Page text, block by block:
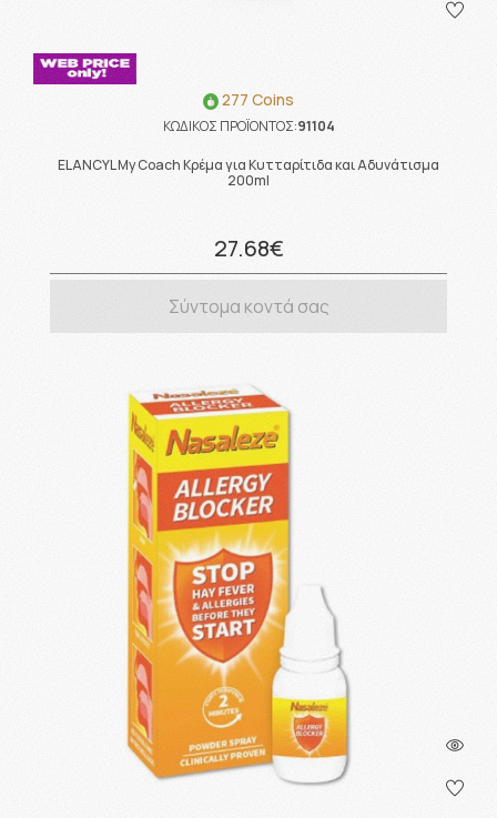
277 Coins
ΚΩΔΙΚΟΣ ΠΡΟΪΟΝΤΟΣ:91104
ELANCYL My Coach Κρέμα για Κυτταρίτιδα και Αδυνάτισμα
200ml
27.68€
Σύντομα κοντά σας